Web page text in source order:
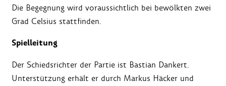
Die Begegnung wird voraussichtlich bei bewölkten zwei
Grad Celsius stattfinden.
Spielleitung
Der Schiedsrichter der Partie ist Bastian Dankert.
Unterstützung erhält er durch Markus Häcker und